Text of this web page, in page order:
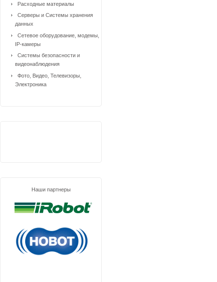
Расходные материалы
Серверы и Системы хранения
данных
Сетевое оборудование, модемы,
IP-камеры
Системы безопасности и
видеонаблюдения
Фото, Видео, Телевизоры,
Электроника
Наши партнеры